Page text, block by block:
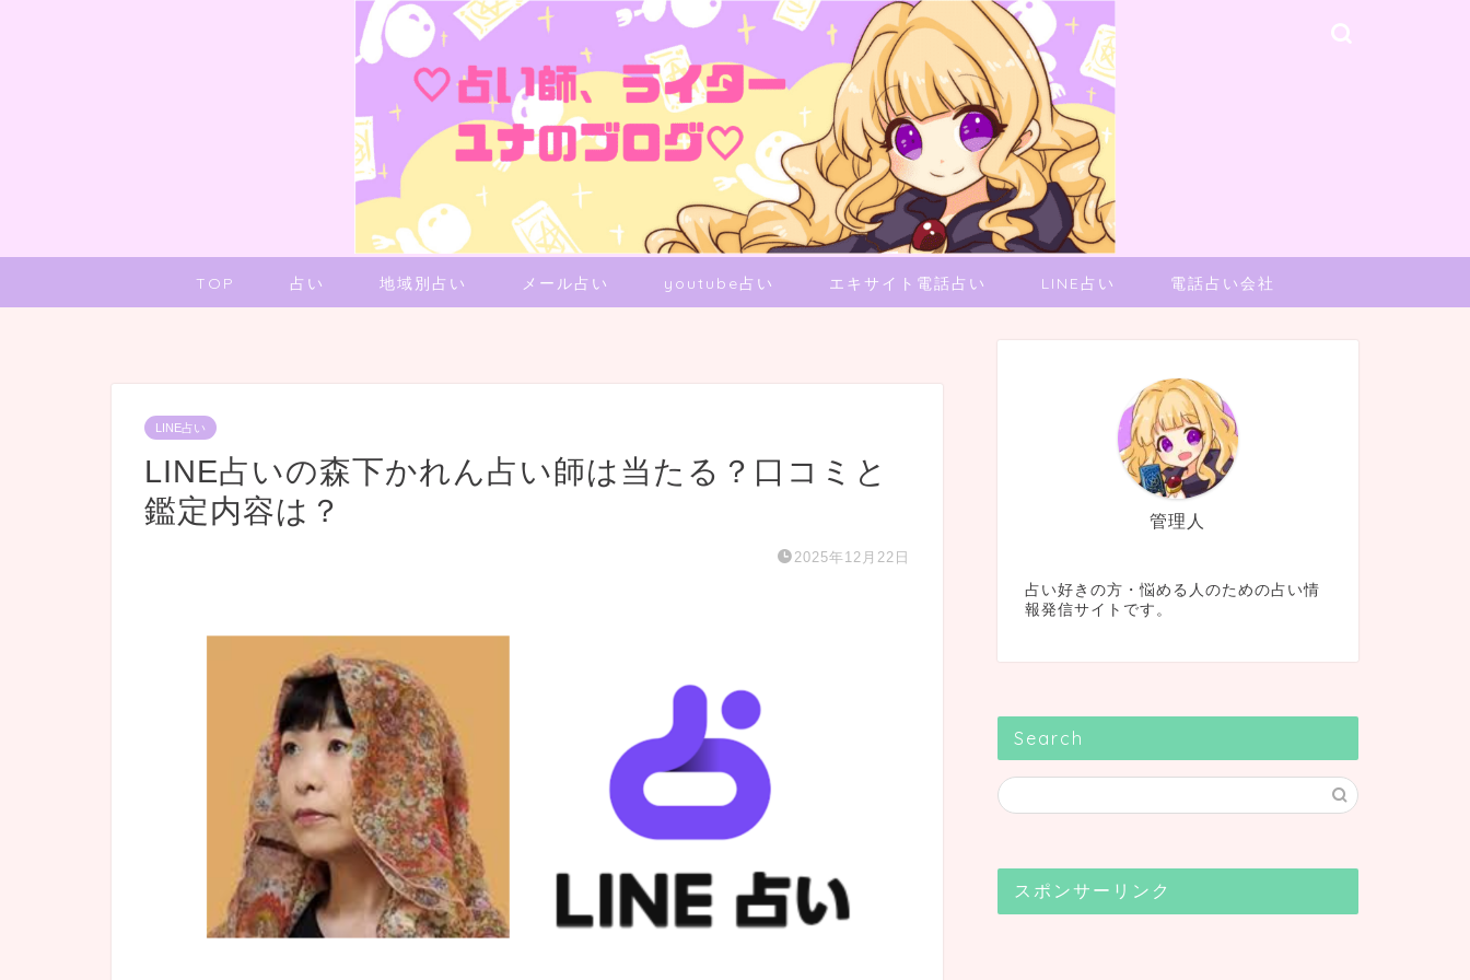
TOP 占い 地域別占い メール占い youtube占い エキサイト電話占い LINE占い 電話占い会社
LINE占い
LINE占いの森下かれん占い師は当たる？口コミと
鑑定内容は？
2025年12月22日
管理人
占い好きの方・悩める人のための占い情
報発信サイトです。
Search
スポンサーリンク